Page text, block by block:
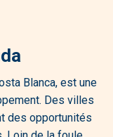
Blanca, est une
Des villes
des opportunités